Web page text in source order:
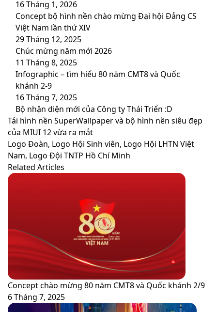
16 Tháng 1, 2026
Concept bộ hình nền chào mừng Đại hội Đảng CS
Việt Nam lần thứ XIV
29 Tháng 12, 2025
Chúc mừng năm mới 2026
11 Tháng 8, 2025
Infographic – tìm hiểu 80 năm CMT8 và Quốc
khánh 2-9
16 Tháng 7, 2025
Bộ nhận diện mới của Công ty Thái Triển :D
Tải
hình
nền
SuperWallpaper
và
bộ
MIUI
vừa
ra
mắt
Tải hình nền SuperWallpaper và bộ hình nền siêu đẹp
của MIUI 12 vừa ra mắt
Logo
Đoàn,
Logo
Hội
LHTN
Việt
Nam,
Logo
Đội
TNTP
Hồ
Logo Đoàn, Logo Hội Sinh viên, Logo Hội LHTN Việt
Nam, Logo Đội TNTP Hồ Chí Minh
Related Articles
Concept chào mừng 80 năm CMT8 và Quốc khánh 2/9
6 Tháng 7, 2025